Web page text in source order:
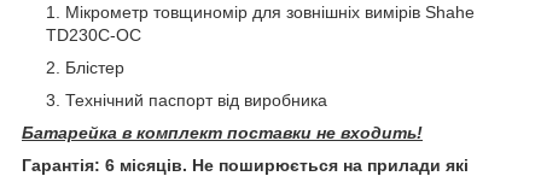
Мікрометр товщиномір для зовнішніх вимірів Shahe
TD230C-ОС
Блістер
Технічний паспорт від виробника
Батарейка в комплект поставки не входить!
Гарантія: 6 місяців. Не поширюється на прилади які